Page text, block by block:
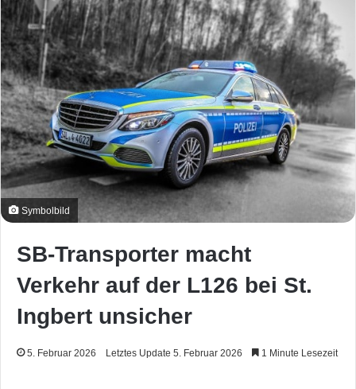
Symbolbild
SB-Transporter macht
Verkehr auf der L126 bei St.
Ingbert unsicher
5. Februar 2026 Letztes Update 5. Februar 2026 1 Minute Lesezeit